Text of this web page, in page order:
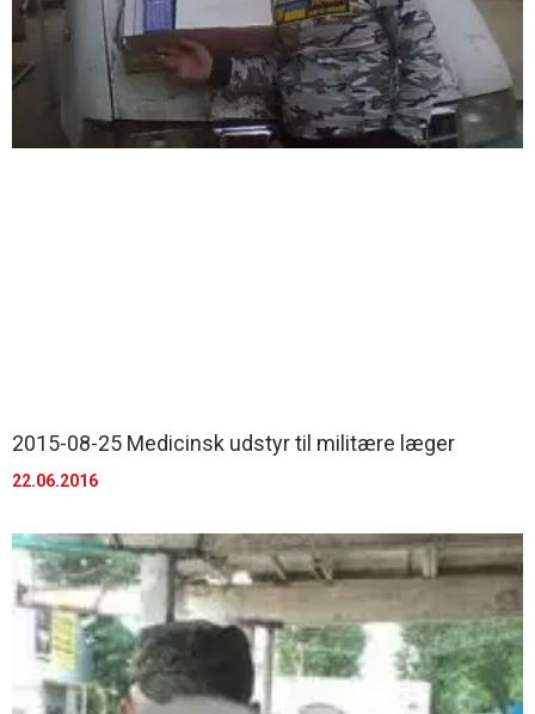
2015-08-25 Medicinsk udstyr til militære læger
22.06.2016